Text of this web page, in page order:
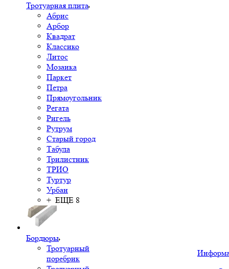
Тротуарная плита
Абрис
Арбор
Квадрат
Классико
Литос
Мозаика
Паркет
Петра
Прямоугольник
Регата
Ригель
Рутрум
Старый город
Табула
Трилистник
ТРИО
Туртур
Урбан
+ ЕЩЕ 8
Бордюры
Тротуарный
поребрик